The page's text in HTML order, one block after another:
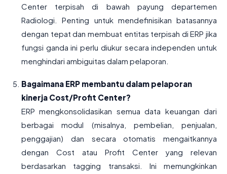
Center terpisah di bawah payung departemen
Radiologi. Penting untuk mendefinisikan batasannya
dengan tepat dan membuat entitas terpisah di ERP jika
fungsi ganda ini perlu diukur secara independen untuk
menghindari ambiguitas dalam pelaporan.
Bagaimana ERP membantu dalam pelaporan
kinerja Cost/Profit Center?
ERP mengkonsolidasikan semua data keuangan dari
berbagai modul (misalnya, pembelian, penjualan,
penggajian) dan secara otomatis mengaitkannya
dengan Cost atau Profit Center yang relevan
berdasarkan tagging transaksi. Ini memungkinkan